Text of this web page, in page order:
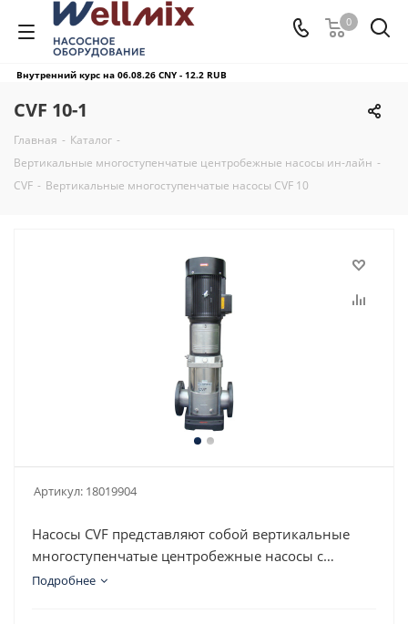
0
Внутренний курс на 06.08.26 CNY - 12.2 RUB
CVF 10-1
Главная - Каталог -
Вертикальные многоступенчатые центробежные насосы ин-лайн -
CVF - Вертикальные многоступенчатые насосы CVF 10
Артикул: 18019904
Насосы CVF представляют собой вертикальные
многоступенчатые центробежные насосы с
нормальным всасыванием со стандартным
Подробнее